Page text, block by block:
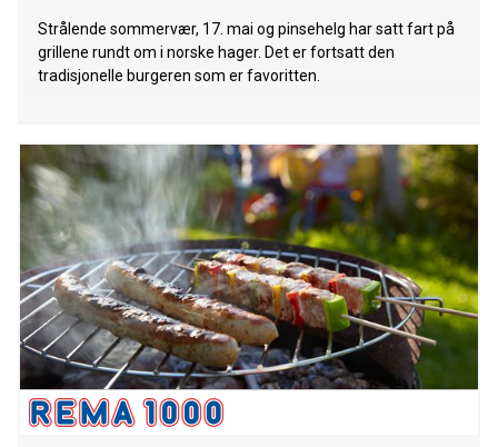
Strålende sommervær, 17. mai og pinsehelg har satt fart på
grillene rundt om i norske hager. Det er fortsatt den
tradisjonelle burgeren som er favoritten.